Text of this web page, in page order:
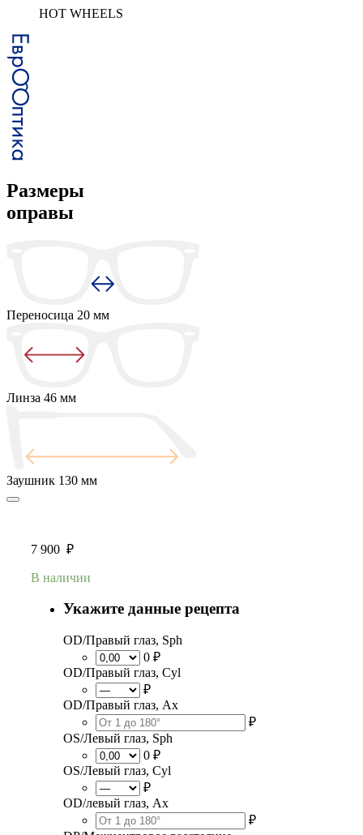
HOT WHEELS
Размеры
оправы
Переносица 20 мм
Линза 46 мм
Заушник 130 мм
7 900 ₽
В наличии
Укажите данные рецепта
OD/Правый глаз, Sph
0 ₽
OD/Правый глаз, Cyl
₽
OD/Правый глаз, Ax
₽
OS/Левый глаз, Sph
0 ₽
OS/Левый глаз, Cyl
₽
OD/левый глаз, Ax
₽